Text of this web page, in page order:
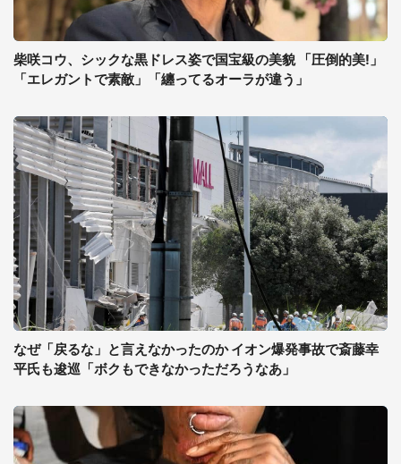
柴咲コウ、シックな黒ドレス姿で国宝級の美貌 「圧倒的美!」
「エレガントで素敵」「纏ってるオーラが違う」
なぜ「戻るな」と言えなかったのか イオン爆発事故で斎藤幸
平氏も逡巡「ボクもできなかっただろうなあ」